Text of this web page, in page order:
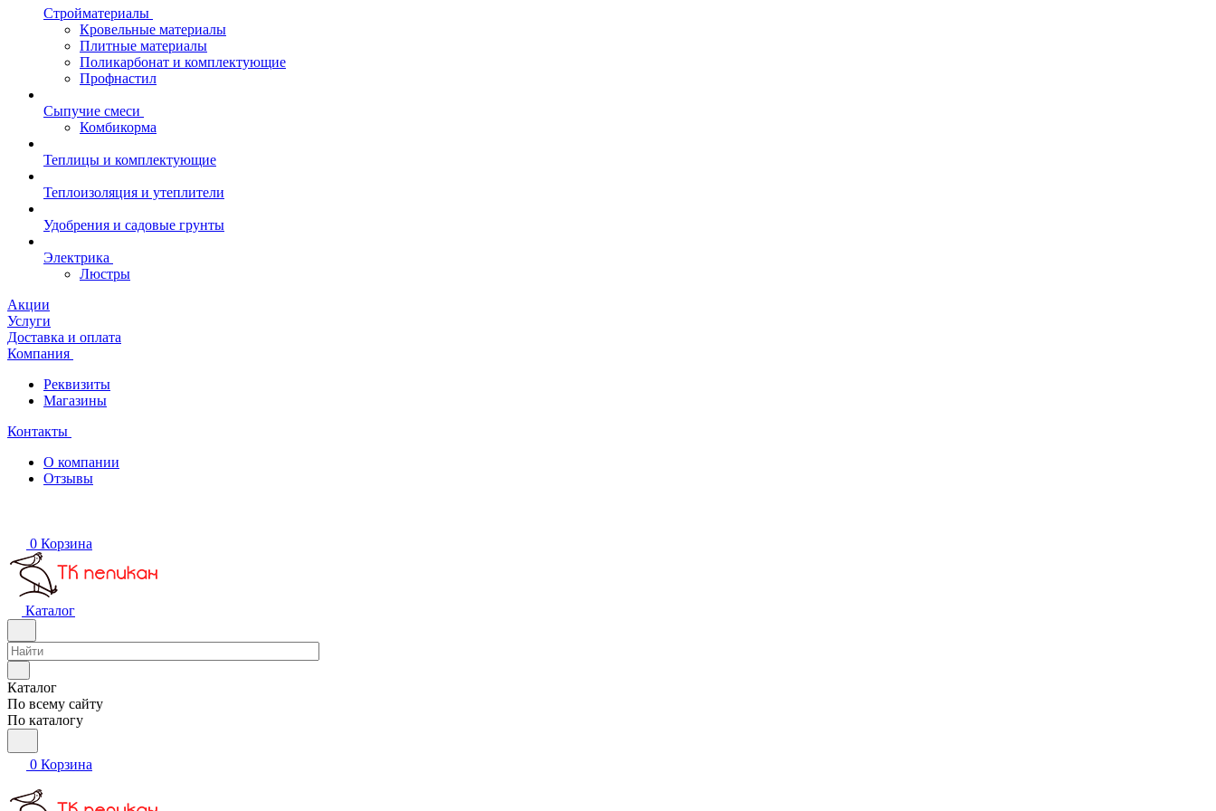
Стройматериалы
Кровельные материалы
Плитные материалы
Поликарбонат и комплектующие
Профнастил
Сыпучие смеси
Комбикорма
Теплицы и комплектующие
Теплоизоляция и утеплители
Удобрения и садовые грунты
Электрика
Люстры
Акции
Услуги
Доставка и оплата
Компания
Реквизиты
Магазины
Контакты
О компании
Отзывы
0 Корзина
Каталог
Каталог
По всему сайту
По каталогу
0 Корзина